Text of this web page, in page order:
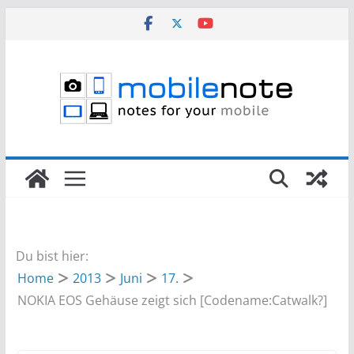
Du bist hier:
Home
2013 Juni
17.
NOKIA EOS Gehäuse zeigt sich [Codename:Catwalk?]